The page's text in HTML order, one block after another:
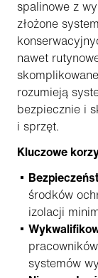
spalinowe z
złożone
nawet
rozumieją
bezpiecznie i
i sprzęt.
Kluczowe
środków
izolacji
systemów